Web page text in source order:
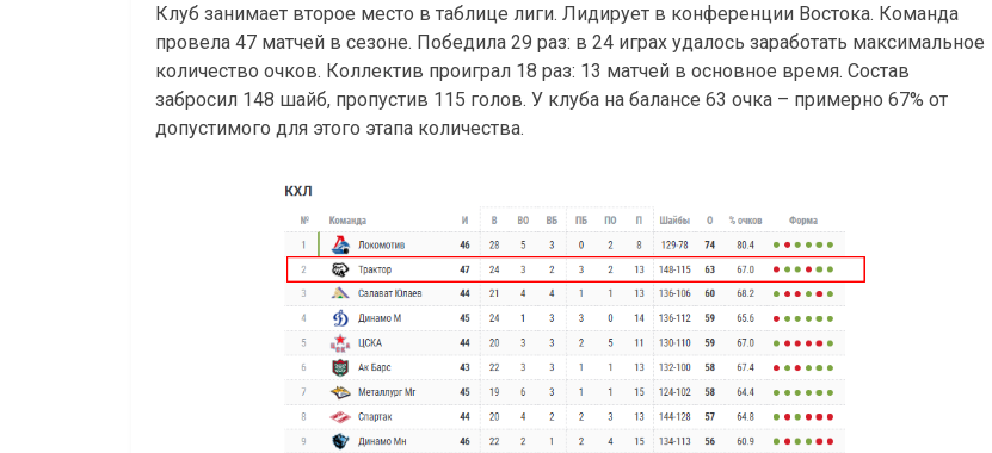
Клуб занимает второе место в таблице лиги. Лидирует в конференции Востока. Команда
провела 47 матчей в сезоне. Победила 29 раз: в 24 играх удалось заработать максимальное
количество очков. Коллектив проиграл 18 раз: 13 матчей в основное время. Состав
забросил 148 шайб, пропустив 115 голов. У клуба на балансе 63 очка – примерно 67% от
допустимого для этого этапа количества.